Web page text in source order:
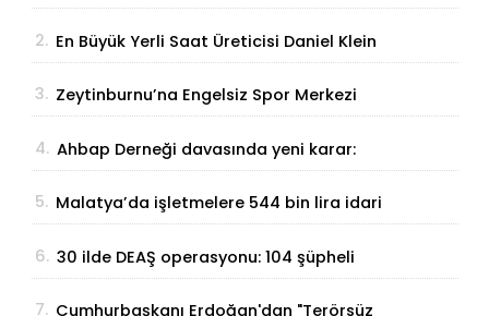
2. En Büyük Yerli Saat Üreticisi Daniel Klein
İhracat Atağına Kalktı
3. Zeytinburnu’na Engelsiz Spor Merkezi
4. Ahbap Derneği davasında yeni karar:
Yönetim için görevlendirme yapıldı
5. Malatya’da işletmelere 544 bin lira idari
6. 30 ilde DEAŞ operasyonu: 104 şüpheli
yakalandı
7. Cumhurbaşkanı Erdoğan'dan "Terörsüz